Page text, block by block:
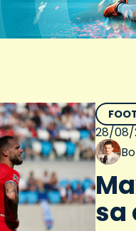
28/08/
sa